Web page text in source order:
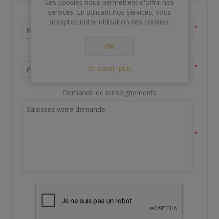
Nom et prénom
*
*
Demande de renseignements
*
Les cookies nous permettent d'offrir nos
services. En utilisant nos services, vous
acceptez notre utilisation des cookies.
OK
En savoir plus